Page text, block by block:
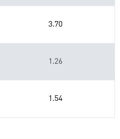
3.70
1.26
1.54